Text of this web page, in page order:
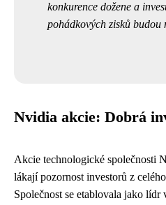
konkurence dožene a
pohádkových zisků budou
Nvidia akcie: Dobrá
Akcie technologické společnosti
lákají pozornost investorů z
Společnost se etablovala jako